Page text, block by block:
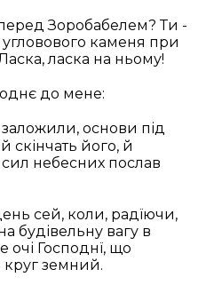
Зоробабелем? Ти -
каменя при
ласка на ньому!
до мене:
основи під
скінчать його, й
небесних послав
сей, коли, радїючи,
будівельну вагу в
очі Господнї, що
круг земний.